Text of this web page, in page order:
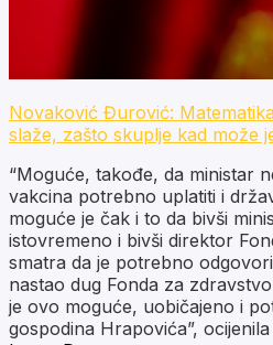
Novaković Đurović:
slaže, zašto skuplje kad može
“Moguće, takođe, da ministar
vakcina potrebno uplatiti i
moguće je čak i to da bivši
istovremeno i bivši direktor
smatra da je potrebno
nastao dug Fonda za
je ovo moguće, uobičajeno i
gospodina Hrapovića”,